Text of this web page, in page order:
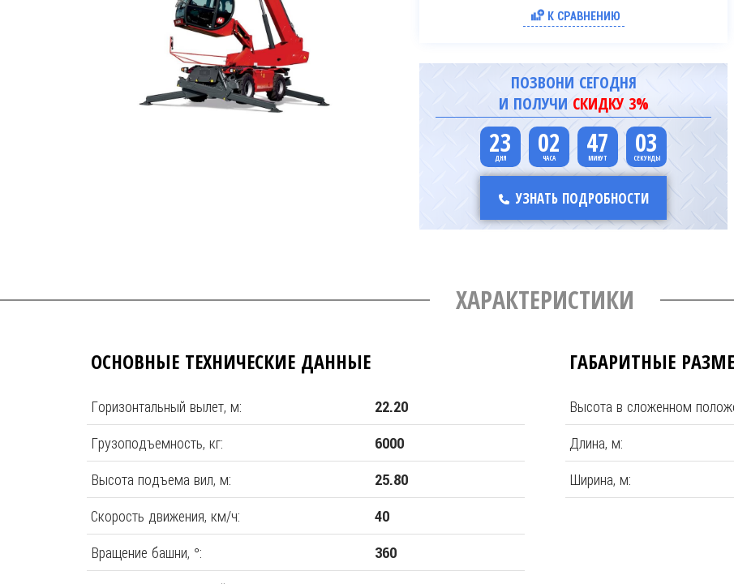
К СРАВНЕНИЮ
ПОЗВОНИ СЕГОДНЯ
И ПОЛУЧИ СКИДКУ 3%
23 02 47 02
УЗНАТЬ ПОДРОБНОСТИ
ХАРАКТЕРИСТИКИ
ОСНОВНЫЕ ТЕХНИЧЕСКИЕ ДАННЫЕ
Горизонтальный вылет, м: 22.20
Грузоподъемность, кг: 6000
Высота подъема вил, м: 25.80
Скорость движения, км/ч: 40
Вращение башни, °: 360
ГАБАРИТНЫЕ
Высота в сложенном
Длина, м:
Ширина, м: